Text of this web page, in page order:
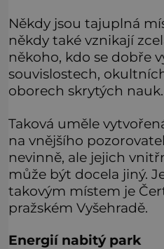
Někdy jsou tajuplná
někdy také vznikají
někoho, kdo se dobře
souvislostech,
oborech skrytých nauk.
Taková uměle
na vnějšího
nevinně, ale jejich
může být docela jiný.
takovým místem je
pražském Vyšehradě.
Energií nabitý park